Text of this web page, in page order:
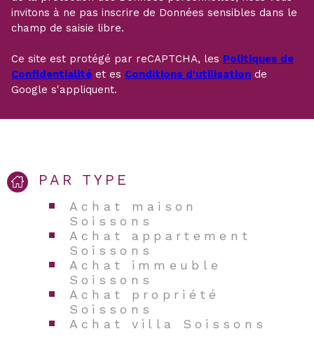
invitons à ne pas inscrire de Données sensibles dans le
champ de saisie libre.
Ce site est protégé par reCAPTCHA, les Politiques de
Confidentialité et es Conditions d'utilisation de
Google s'appliquent.
PAR TYPE
Achat maison
Soissons
Achat appartement
Soissons
Achat immeuble
Soissons
Achat propriété
Soissons
Achat villa Soissons